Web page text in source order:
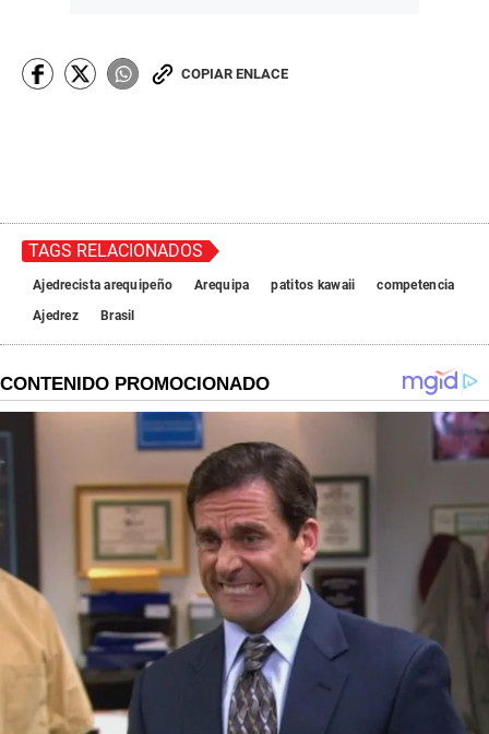
COPIAR ENLACE
TAGS RELACIONADOS
Ajedrecista arequipeño Arequipa patitos kawaii
competencia
Ajedrez
Brasil